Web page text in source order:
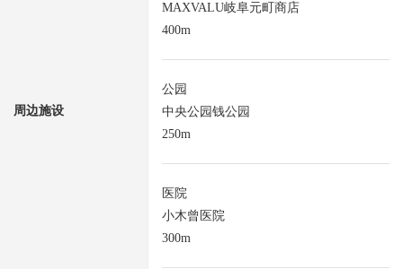
周边施设
MAXVALU岐阜元町商店
400m
公园
中央公园钱公园
250m
医院
小木曾医院
300m